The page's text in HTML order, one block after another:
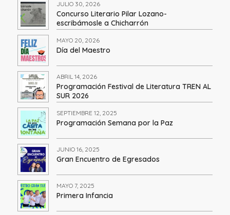
JULIO 30, 2026
Concurso Literario Pilar Lozano-
escribámosle a Chicharrón
MAYO 20, 2026
Día del Maestro
ABRIL 14, 2026
Programación Festival de Literatura TREN AL
SUR 2026
SEPTIEMBRE 12, 2025
Programación Semana por la Paz
JUNIO 16, 2025
Gran Encuentro de Egresados
MAYO 7, 2025
Primera Infancia